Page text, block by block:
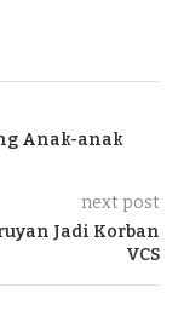
Anak-anak
next post
Jadi Korban
VCS